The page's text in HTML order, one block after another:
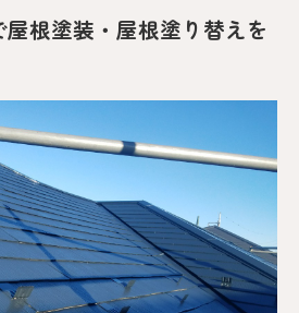
根塗装・屋根塗り替えを